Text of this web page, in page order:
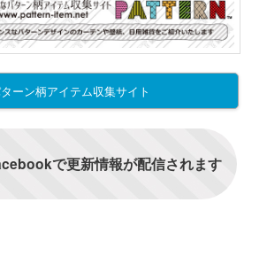
ーン柄アイテム収集サイト
で更新情報が配信されます